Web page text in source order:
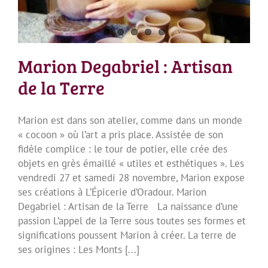
Marion Degabriel : Artisan
de la Terre
Marion est dans son atelier, comme dans un monde
« cocoon » où l’art a pris place. Assistée de son
fidèle complice : le tour de potier, elle crée des
objets en grès émaillé « utiles et esthétiques ». Les
vendredi 27 et samedi 28 novembre, Marion expose
ses créations à L’Épicerie d’Oradour. Marion
Degabriel : Artisan de la Terre La naissance d’une
passion L’appel de la Terre sous toutes ses formes et
significations poussent Marion à créer. La terre de
ses origines : Les Monts [...]